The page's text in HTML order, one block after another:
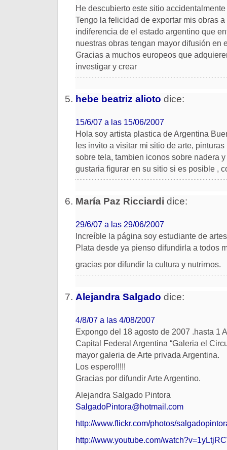
He descubierto este sitio
Tengo la felicidad de exportar mis obras
indiferencia de el estado argentino que
nuestras obras tengan mayor difusión en
Gracias a muchos europeos que
investigar y crear
hebe beatriz alioto dice:
15/6/07 a las 15/06/2007
Hola soy artista plastica de Argentina
les invito a visitar mi sitio de arte,
sobre tela, tambien iconos sobre nadera
gustaria figurar en su sitio si es posible ,
María Paz Ricciardi dice:
29/6/07 a las 29/06/2007
Increíble la página soy estudiante de
Plata desde ya pienso difundirla a todos
gracias por difundir la cultura y nutrirnos.
Alejandra Salgado dice:
4/8/07 a las 4/08/2007
Expongo del 18 agosto de 2007 .hasta 1
Capital Federal Argentina “Galeria el
mayor galeria de Arte privada Argentina.
Los espero!!!!!
Gracias por difundir Arte Argentino.
Alejandra Salgado Pintora
SalgadoPintora@hotmail.com
http://www.flickr.com/photos/
http://www.youtube.com/